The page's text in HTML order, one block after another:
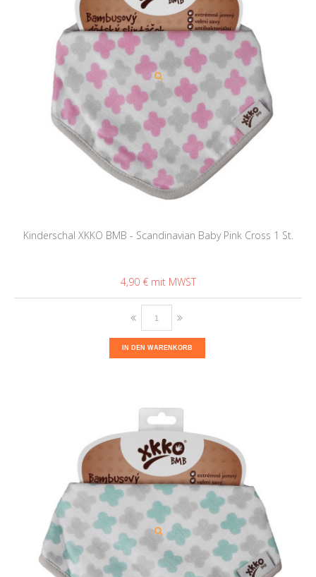
Kinderschal XKKO BMB - Scandinavian Baby Pink Cross 1 St.
4,90 €
IN DEN WARENKORB